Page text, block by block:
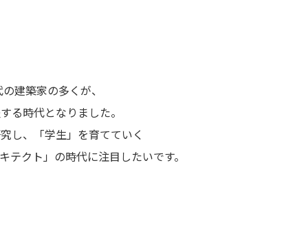
建築家の多くが、
る時代となりました。
し、「学生」を育てていく
テクト」の時代に注目したいです。